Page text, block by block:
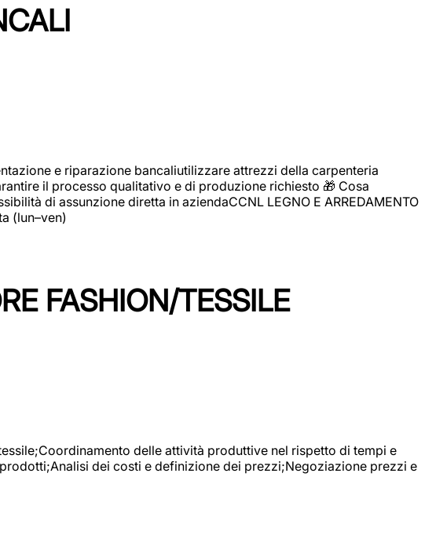
e riparazione bancaliutilizzare attrezzi della carpenteria
il processo qualitativo e di produzione richiesto 🎁 Cosa
di assunzione diretta in aziendaCCNL LEGNO E ARREDAMENTO
(lun–ven)
FASHION/TESSILE
delle attività produttive nel rispetto di tempi e
dei costi e definizione dei prezzi;Negoziazione prezzi e